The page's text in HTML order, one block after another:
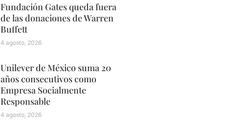
Fundación Gates queda fuera
de las donaciones de Warren
Buffett
4 agosto, 2026
Unilever de México suma 20
años consecutivos como
Empresa Socialmente
Responsable
4 agosto, 2026